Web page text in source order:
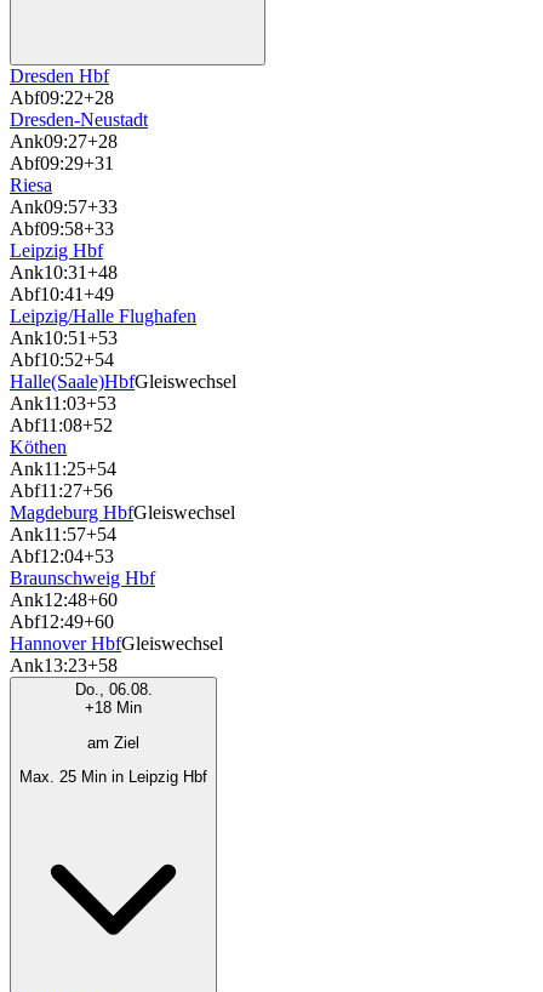
Dresden Hbf
Abf09:22+28
Dresden-Neustadt
Ank09:27+28
Abf09:29+31
Riesa
Ank09:57+33
Abf09:58+33
Leipzig Hbf
Ank10:31+48
Abf10:41+49
Leipzig/Halle Flughafen
Ank10:51+53
Abf10:52+54
Halle(Saale)HbfGleiswechsel
Ank11:03+53
Abf11:08+52
Köthen
Ank11:25+54
Abf11:27+56
Magdeburg HbfGleiswechsel
Ank11:57+54
Abf12:04+53
Braunschweig Hbf
Ank12:48+60
Abf12:49+60
Hannover HbfGleiswechsel
Ank13:23+58
Do., 06.08.
+18 Min
am Ziel
Max. 25 Min in Leipzig Hbf